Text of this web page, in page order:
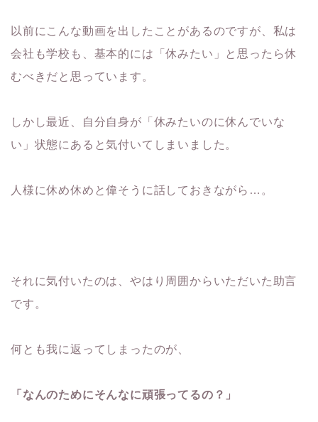
以前にこんな動画を出したことがあるのですが、私は
会社も学校も、基本的には「休みたい」と思ったら休
むべきだと思っています。
しかし最近、自分自身が「休みたいのに休んでいな
い」状態にあると気付いてしまいました。
人様に休め休めと偉そうに話しておきながら…。
それに気付いたのは、やはり周囲からいただいた助言
です。
何とも我に返ってしまったのが、
「なんのためにそんなに頑張ってるの？」